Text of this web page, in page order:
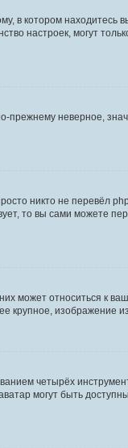
в котором находитесь
настроек, могут
неверное,
никто не перевёл
то вы сами
может относиться к
изображение
четырёх
могут быть